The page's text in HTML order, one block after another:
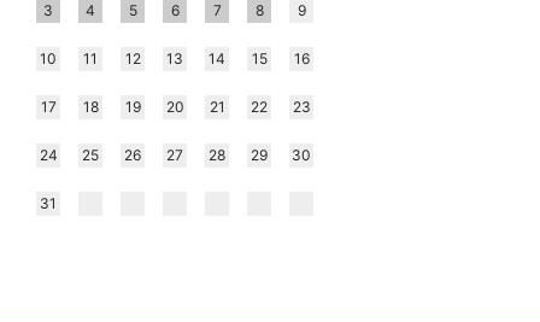
3 4 5 6 7 8 9
10 11 12 13 14 15 16
17 18 19 20 21 22 23
24 25 26 27 28 29 30
31